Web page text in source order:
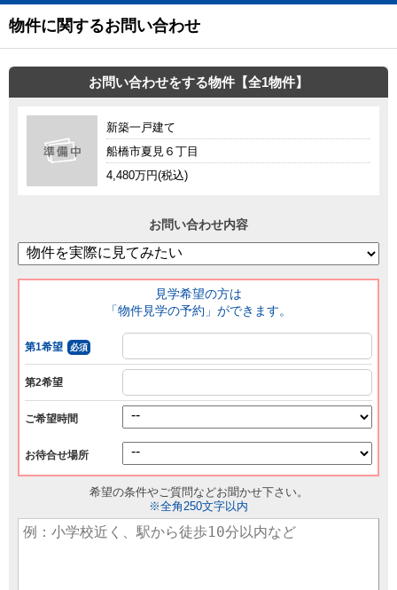
物件に関するお問い合わせ
お問い合わせをする物件【全1物件】
新築一戸建て
船橋市夏見６丁目
4,480万円(税込)
お問い合わせ内容
見学希望の方は
「物件見学の予約」ができます。
第1希望 必須
第2希望
ご希望時間
お待合せ場所
希望の条件やご質問などお聞かせ下さい。
※全角250文字以内